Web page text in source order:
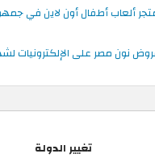
ألعاب أطفال أون لاين في
نون مصر على الإلكترونيات
تغيير الدولة